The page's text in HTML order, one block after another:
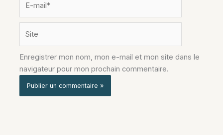
mail*
Enregistrer mon nom, mon e-mail et mon site dans le
navigateur pour mon prochain commentaire.